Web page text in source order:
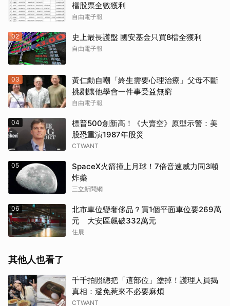
檔股票全數獲利
自由電子報
02 史上最長護盤 國安基金只買8檔全獲利
自由電子報
03
黃仁勳自嘲「終生需要心理治療」父母不斷
挑剔讓他學會一件事受益無窮
自由電子報
04
標普500創新高！《大賣空》原型示警：美
股恐重演1987年股災
CTWANT
05
SpaceX火箭撞上月球！7倍音速威力同3噸
炸藥
三立新聞網
06
北市車位變奢侈品？買1個平面車位要269萬
元 大安區飆破332萬元
住展
其他人也看了
千千拍照總把「這部位」塗掉！護理人員揭
真相：避免惹來不必要麻煩
CTWANT